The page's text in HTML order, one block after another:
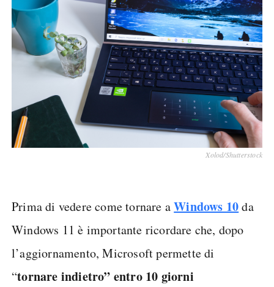
Xolod/Shutterstock
Prima di vedere come tornare aWindows 10da
Windows 11 è importante ricordare che, dopo
l’aggiornamento, Microsoft permette di
“tornare indietro” entro 10 giorni